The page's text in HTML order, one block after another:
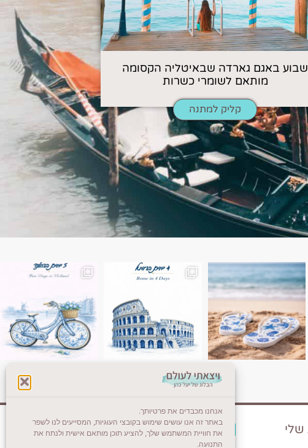
אנחנו מכבדים את פרטיותך.
באתר זה אנו עושים שימוש בקובצי העוגיות, המסייעים לנו לשפר
את חוויית המשתמש שלך, להציע תוכן מותאם אישית ולנתח את
התנועה.
שבוע באגם גארדה שבאיטליה הקסומה
מותאם לשומרי כשרות
קליק למתנה
בזמן. רומא היא אחת
Instagram post 18087423191462101
שלי צרו קשר (לא בשבת)